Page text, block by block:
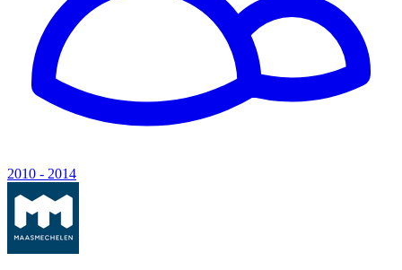
2010 - 2014